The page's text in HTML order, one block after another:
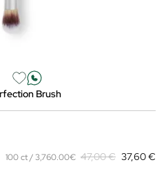
Brush
100 ct / 3,760.00€ 47,00 € 37,60 €